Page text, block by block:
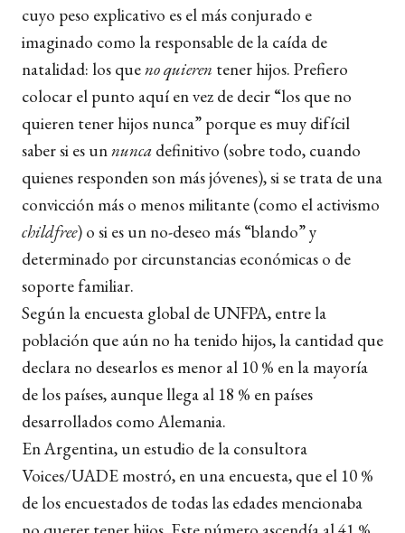
cuyo peso explicativo es el más conjurado e
imaginado como la responsable de la caída de
natalidad: los queno quieren tener hijos. Prefiero
colocar el punto aquí en vez de decir “los que no
quieren tener hijos nunca” porque es muy difícil
saber si es unnunca definitivo (sobre todo, cuando
quienes responden son más jóvenes), si se trata de una
convicción más o menos militante (como el activismo
childfree) o si es un no-deseo más “blando” y
determinado por circunstancias económicas o de
soporte familiar.
Según la encuesta global de UNFPA, entre la
población que aún no ha tenido hijos, la cantidad que
declara no desearlos es menor al 10 % en la mayoría
de los países, aunque llega al 18 % en países
desarrollados como Alemania.
En Argentina, un estudio de la consultora
Voices/UADE mostró, en una encuesta, que el 10 %
de los encuestados de todas las edades mencionaba